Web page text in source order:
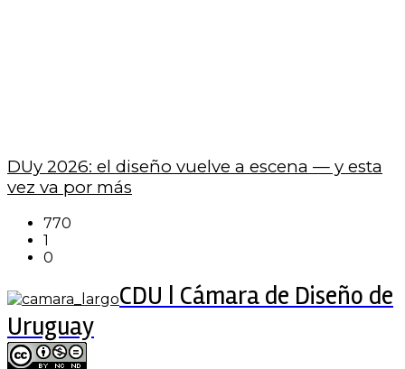
DUy 2026: el diseño vuelve a escena — y esta
vez va por más
770
1
0
CDU | Cámara de Diseño de
Uruguay